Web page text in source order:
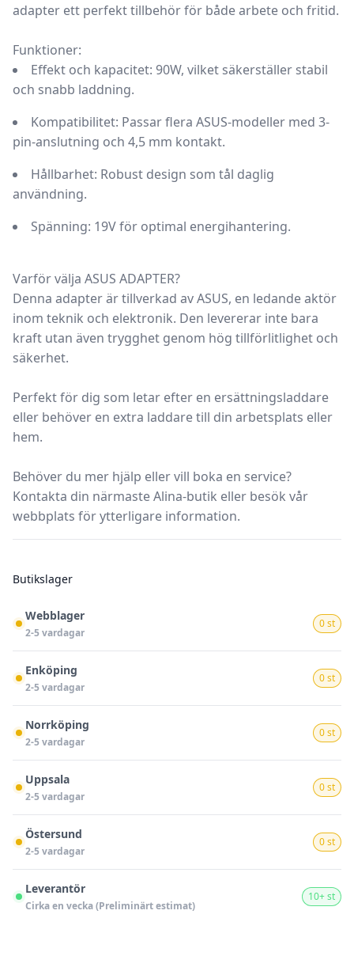
adapter ett perfekt tillbehör för både arbete och fritid.
Funktioner:
Effekt och kapacitet: 90W, vilket säkerställer stabil
och snabb laddning.
Kompatibilitet: Passar flera ASUS-modeller med 3-
pin-anslutning och 4,5 mm kontakt.
Hållbarhet: Robust design som tål daglig
användning.
Spänning: 19V för optimal energihantering.
Varför välja ASUS ADAPTER?
Denna adapter är tillverkad av ASUS, en ledande aktör
inom teknik och elektronik. Den levererar inte bara
kraft utan även trygghet genom hög tillförlitlighet och
säkerhet.
Perfekt för dig som letar efter en ersättningsladdare
eller behöver en extra laddare till din arbetsplats eller
hem.
Behöver du mer hjälp eller vill boka en service?
Kontakta din närmaste Alina-butik eller besök vår
webbplats för ytterligare information.
Butikslager
Webblager
2-5 vardagar
0 st
Enköping
2-5 vardagar
0 st
Norrköping
2-5 vardagar
0 st
Uppsala
2-5 vardagar
0 st
Östersund
2-5 vardagar
0 st
Leverantör
Cirka en vecka (Preliminärt estimat)
10+ st